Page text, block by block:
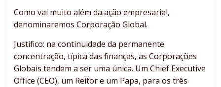
Como vai muito além da ação empresarial,
denominaremos Corporação Global.
Justifico: na continuidade da permanente
concentração, típica das finanças, as Corporações
Globais tendem a ser uma única. Um Chief Executive
Office (CEO), um Reitor e um Papa, para os três